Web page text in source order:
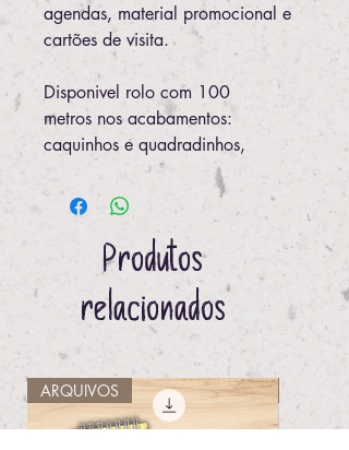
agendas, material promocional e
cartões de visita.
Disponivel rolo com 100
metros nos acabamentos:
caquinhos e quadradinhos,
Produtos
relacionados
ARQUIVOS